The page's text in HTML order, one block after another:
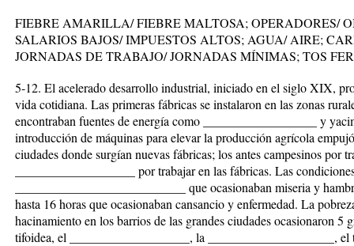
FIEBRE AMARILLA/ FIEBRE MALTOSA; OPERADORES/
SALARIOS BAJOS/ IMPUESTOS ALTOS; AGUA/ AIRE;
JORNADAS DE TRABAJO/ JORNADAS MÍNIMAS; TOS
5-12. El acelerado desarrollo industrial, iniciado en el siglo XIX,
vida cotidiana. Las primeras fábricas se instalaron en las zonas
encontraban fuentes de energía como __________________ y
introducción de máquinas para elevar la producción agrícola
ciudades donde surgían nuevas fábricas; los antes campesinos por
___________________ por trabajar en las fábricas. Las
___________________________ que ocasionaban miseria y
hasta 16 horas que ocasionaban cansancio y enfermedad. La
hacinamiento en los barrios de las grandes ciudades ocasionaron 5
tifoidea, el ___________________, la ____________________,